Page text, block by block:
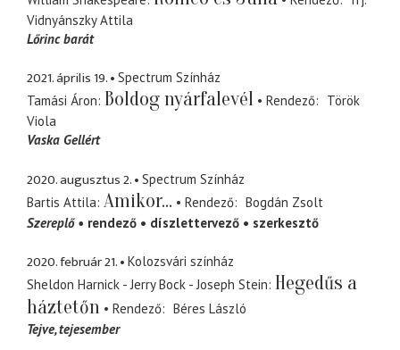
Vidnyánszky Attila
Lőrinc barát
2021. április 19.
Spectrum Színház
Tamási Áron Boldog nyárfalevél Rendező
Török
Viola
Vaska Gellért
2020. augusztus 2.
Spectrum Színház
Bartis Attila Amikor... Rendező
Bogdán Zsolt
Szereplő
rendező díszlettervező szerkesztő
2020. február 21.
Kolozsvári színház
Sheldon Harnick - Jerry Bock - Joseph Stein Hegedűs a
háztetőn
Rendező
Béres László
Tejve tejesember